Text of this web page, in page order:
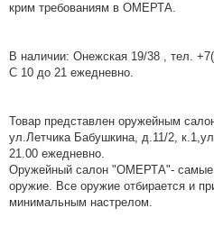
крим требованиям в ОМЕРТА.
В наличии: Онежская 19/38 , тел.
С 10 до 21 ежедневно.
Товар представлен оружейным
ул.Летчика Бабушкина, д.11/2,
21.00 ежедневно.
Оружейный салон "ОМЕРТА"- самые
оружие. Все оружие отбирается и
минимальным настрелом.